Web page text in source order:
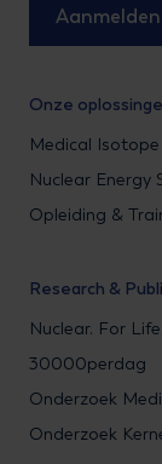
Onze
Medical
Nuclear Energy
Opleiding &
Research &
Nuclear. For Life.
30000perdag
Onderzoek
Onderzoek